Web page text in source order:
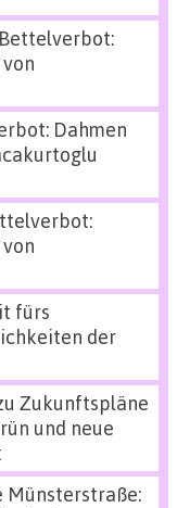
Dahmen
fürs
der
Zukunftspläne
und neue